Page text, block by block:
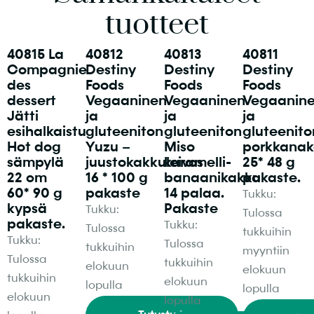
tuotteet
40815 La
Compagnie
des
dessert
Jätti
esihalkaistu
Hot dog
sämpylä
22 cm
60* 90 g
kypsä
pakaste.
Tukku:
Tulossa
tukkuihin
elokuun
40812
Destiny
Foods
Vegaaninen
ja
gluteeniton
Yuzu –
juustokakkuleivos
16 * 100 g
pakaste
Tukku:
Tulossa
tukkuihin
elokuun
lopulla
40813
Destiny
Foods
Vegaaninen
ja
gluteeniton
Miso
karamelli-
banaanikakku
14 palaa.
Pakaste
Tukku:
Tulossa
tukkuihin
elokuun
lopulla
40811
Destiny
Foods
ja
25* 48 g
pakaste.
Tukku:
Tulossa
tukkuihin
myyntiin
elokuun
lopulla